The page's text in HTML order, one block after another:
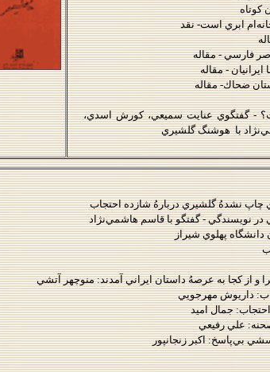
كوتاه
ابري است- نقد
فارسي - مقاله
- مقاله
ضحاك- مقاله
- گفتگوي عنايت سميعي، كورش اسدي،
باهوشنگ گلشيري
چاپ نشدهُ گلشيري دربارهُ شازده احتجاب
نويسندگي - گفتگو با قاسم هاشمي‌نژاد
دانشگاه پهلوي شيراز
و از كجا به عرصهُ داستان ايراني آمدند: منوچهر آتشي
داريوش مهرجويي
جمال اميد
علي رفيعي
بي‌پاسخ: اكبر زنجانپور